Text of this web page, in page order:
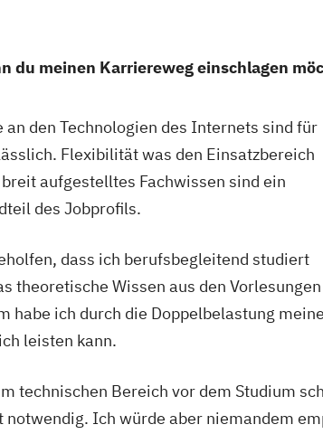
du meinen Karriereweg einschlagen
den Technologien des Internets sind für
Flexibilität was den Einsatzbereich
aufgestelltes Fachwissen sind ein
des Jobprofils.
dass ich berufsbegleitend studiert
theoretische Wissen aus den
habe ich durch die Doppelbelastung
leisten kann.
technischen Bereich vor dem Studium
notwendig. Ich würde aber niemandem